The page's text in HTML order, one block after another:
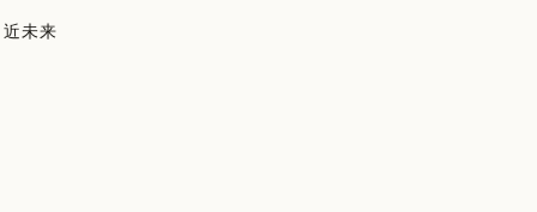
近未来